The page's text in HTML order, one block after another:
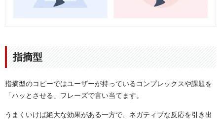
指摘型
指摘型のコピーではユーザーが持っているコンプレックスや課題を
「ハッとさせる」フレーズで言い当てます。
うまくいけば絶大な効果がある一方で、ネガティブな反応を引き出